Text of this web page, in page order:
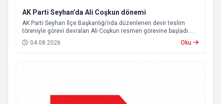
AK Parti Seyhan’da Ali Coşkun dönemi
AK Parti Seyhan İlçe Başkanlığı’nda düzenlenen devir teslim
töreniyle görevi devralan Ali Coşkun resmen görevine başladı.
Hizmet vurgusu yapan Coşkun, “AK Partili olmak, bu ülkenin her
metrekaresine sevdalı olmaktır” dedi.
04.08.2026 Oku